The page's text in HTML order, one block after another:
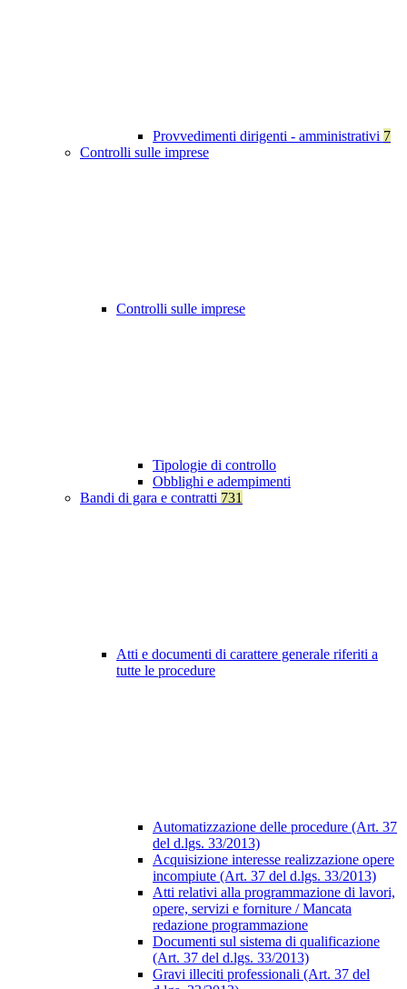
Provvedimenti dirigenti - amministrativi 7
Controlli sulle imprese
Controlli sulle imprese
Tipologie di controllo
Obblighi e adempimenti
Bandi di gara e contratti 731
Atti e documenti di carattere generale riferiti a
tutte le procedure
Automatizzazione delle procedure (Art. 37
del d.lgs. 33/2013)
Acquisizione interesse realizzazione opere
incompiute (Art. 37 del d.lgs. 33/2013)
Atti relativi alla programmazione di lavori,
opere, servizi e forniture / Mancata
redazione programmazione
Documenti sul sistema di qualificazione
(Art. 37 del d.lgs. 33/2013)
Gravi illeciti professionali (Art. 37 del